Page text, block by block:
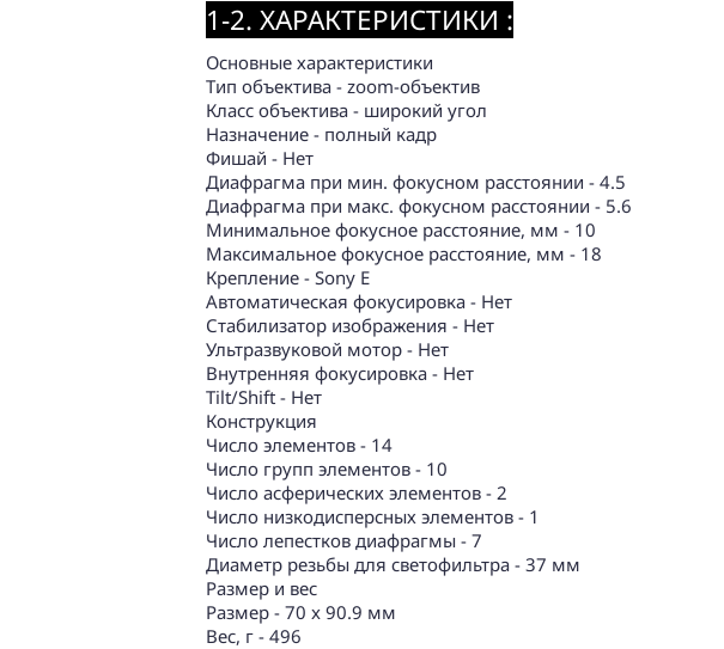
1-2. ХАРАКТЕРИСТИКИ :
Основные характеристики
Тип объектива - zoom-объектив
Класс объектива - широкий угол
Назначение - полный кадр
Фишай - Нет
Диафрагма при мин. фокусном расстоянии - 4.5
Диафрагма при макс. фокусном расстоянии - 5.6
Минимальное фокусное расстояние, мм - 10
Максимальное фокусное расстояние, мм - 18
Крепление - Sony E
Автоматическая фокусировка - Нет
Стабилизатор изображения - Нет
Ультразвуковой мотор - Нет
Внутренняя фокусировка - Нет
Tilt/Shift - Нет
Конструкция
Число элементов - 14
Число групп элементов - 10
Число асферических элементов - 2
Число низкодисперсных элементов - 1
Число лепестков диафрагмы - 7
Диаметр резьбы для светофильтра - 37 мм
Размер и вес
Размер - 70 x 90.9 мм
Вес, г - 496